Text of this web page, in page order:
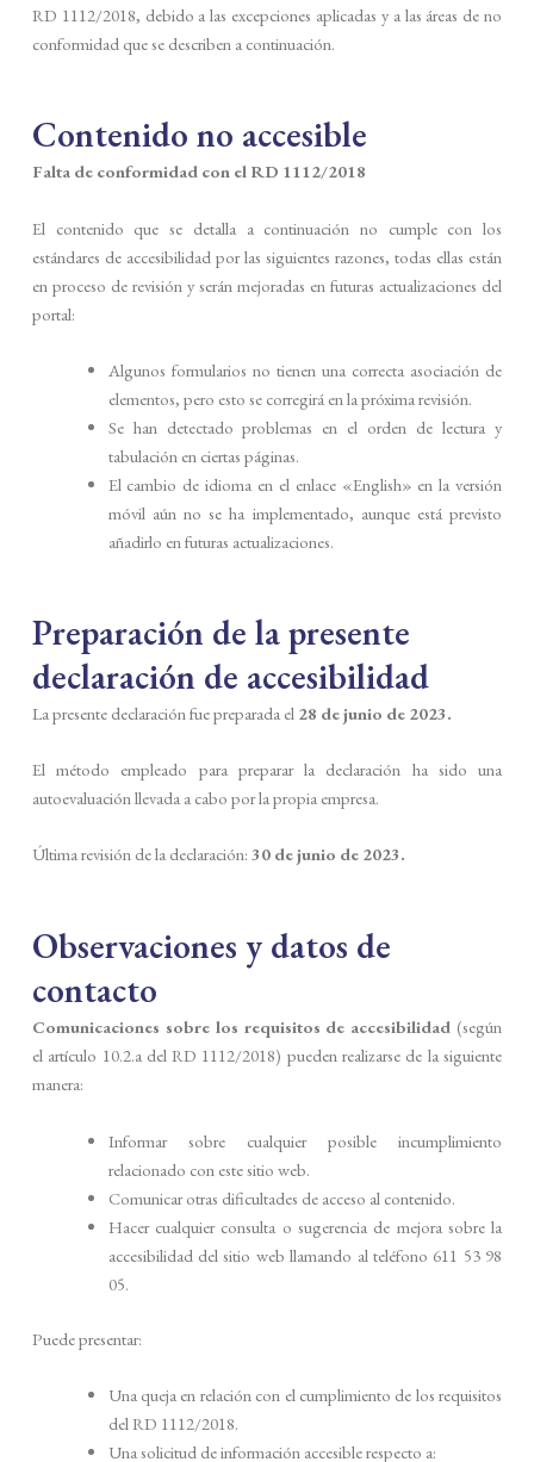
RD 1112/2018, debido a las excepciones aplicadas y a las áreas de no
conformidad que se describen a continuación.
Contenido no accesible
Falta de conformidad con el RD 1112/2018
El contenido que se detalla a continuación no cumple con los
estándares de accesibilidad por las siguientes razones, todas ellas están
en proceso de revisión y serán mejoradas en futuras actualizaciones del
portal:
Algunos formularios no tienen una correcta asociación de
elementos, pero esto se corregirá en la próxima revisión.
Se han detectado problemas en el orden de lectura y
tabulación en ciertas páginas.
El cambio de idioma en el enlace «English» en la versión
móvil aún no se ha implementado, aunque está previsto
añadirlo en futuras actualizaciones.
Preparación de la presente
declaración de accesibilidad
La presente declaración fue preparada el 28 de junio de 2023.
El método empleado para preparar la declaración ha sido una
autoevaluación llevada a cabo por la propia empresa.
Última revisión de la declaración: 30 de junio de 2023.
Observaciones y datos de
contacto
Comunicaciones sobre los requisitos de accesibilidad (según
el artículo 10.2.a del RD 1112/2018) pueden realizarse de la siguiente
manera:
Informar sobre cualquier posible incumplimiento
relacionado con este sitio web.
Comunicar otras dificultades de acceso al contenido.
Hacer cualquier consulta o sugerencia de mejora sobre la
accesibilidad del sitio web llamando al teléfono 611 53 98
05.
Puede presentar:
Una queja en relación con el cumplimiento de los requisitos
del RD 1112/2018.
Una solicitud de información accesible respecto a: